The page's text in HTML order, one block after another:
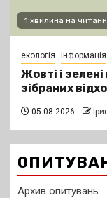
1 хвилина на
екологія інформація
Жовті і
зібраних
05.08.2026
Архив опитувань